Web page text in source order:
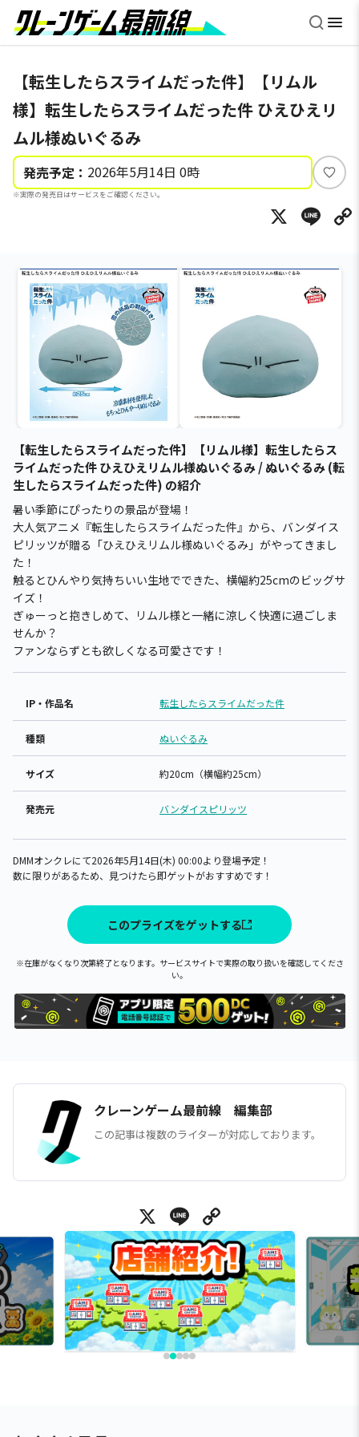
【転生したらスライムだった件】【リムル
様】転生したらスライムだった件 ひえひえリ
ムル様ぬいぐるみ
発売予定： 2026年5月14日 0時
※実際の発売日はサービスをご確認ください。
い
ね
X
【転生したらスライムだった件】【リムル様】転生したらス
ライムだった件 ひえひえリムル様ぬいぐるみ / ぬいぐるみ (転
生したらスライムだった件) の紹介
暑い季節にぴったりの景品が登場！
大人気アニメ『転生したらスライムだった件』から、バンダイス
ピリッツが贈る「ひえひえリムル様ぬいぐるみ」がやってきまし
た！
触るとひんやり気持ちいい生地でできた、横幅約25cmのビッグサ
イズ！
ぎゅーっと抱きしめて、リムル様と一緒に涼しく快適に過ごしま
せんか？
ファンならずとも欲しくなる可愛さです！
IP・作品名 転生したらスライムだった件
種類 ぬいぐるみ
サイズ 約20cm（横幅約25cm）
発売元 バンダイスピリッツ
DMMオンクレにて2026年5月14日(木) 00:00より登場予定！
数に限りがあるため、見つけたら即ゲットがおすすめです！
このプライズをゲットする
※在庫がなくなり次第終了となります。サービスサイトで実際の取り扱いを確認してくださ
い。
クレーンゲーム最前線 編集部
この記事は複数のライターが対応しております。
X Line